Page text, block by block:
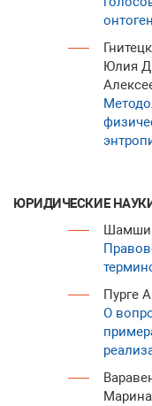
Юлия
ЮРИДИЧЕСКИЕ
Пурге
О